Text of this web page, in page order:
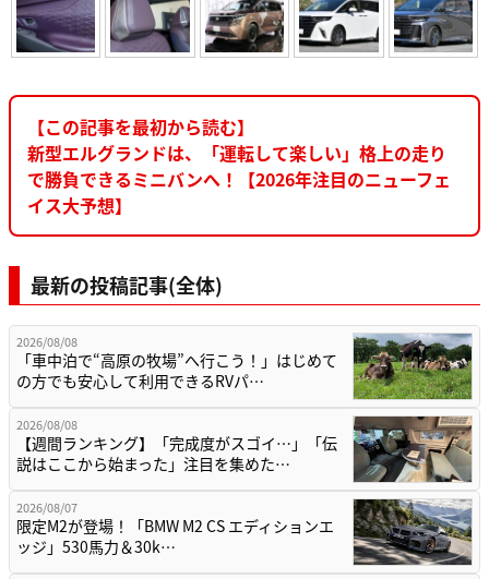
【この記事を最初から読む】
新型エルグランドは、「運転して楽しい」格上の走り
で勝負できるミニバンへ！【2026年注目のニューフェ
イス大予想】
最新の投稿記事(全体)
2026/08/08
「車中泊で“高原の牧場”へ行こう！」はじめて
の方でも安心して利用できるRVパ…
2026/08/08
【週間ランキング】「完成度がスゴイ…」「伝
説はここから始まった」注目を集めた…
2026/08/07
限定M2が登場！「BMW M2 CS エディションエ
ッジ」530馬力＆30k…